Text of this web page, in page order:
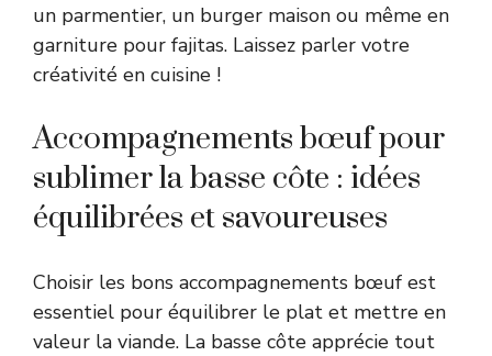
un parmentier, un burger maison ou même en
garniture pour fajitas. Laissez parler votre
créativité en cuisine !
Accompagnements bœuf pour
sublimer la basse côte : idées
équilibrées et savoureuses
Choisir les bons accompagnements bœuf est
essentiel pour équilibrer le plat et mettre en
valeur la viande. La basse côte apprécie tout